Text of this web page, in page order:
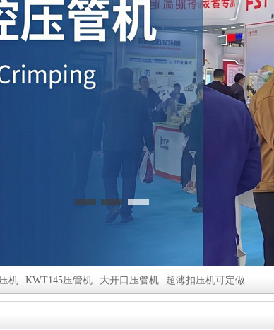
机 KWT145压管机 大开口压管机 超薄扣压机可定做